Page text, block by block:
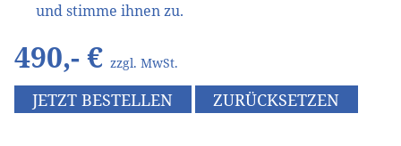
und stimme ihnen zu.
490,- € zzgl. MwSt.
JETZT BESTELLEN ZURÜCKSETZEN